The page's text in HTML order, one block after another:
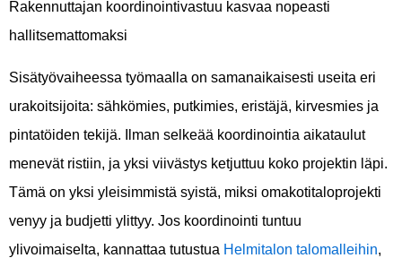
Rakennuttajan koordinointivastuu kasvaa nopeasti
hallitsemattomaksi
Sisätyövaiheessa työmaalla on samanaikaisesti useita eri
urakoitsijoita: sähkömies, putkimies, eristäjä, kirvesmies ja
pintatöiden tekijä. Ilman selkeää koordinointia aikataulut
menevät ristiin, ja yksi viivästys ketjuttuu koko projektin läpi.
Tämä on yksi yleisimmistä syistä, miksi omakotitaloprojekti
venyy ja budjetti ylittyy. Jos koordinointi tuntuu
ylivoimaiselta, kannattaa tutustua Helmitalon talomalleihin,